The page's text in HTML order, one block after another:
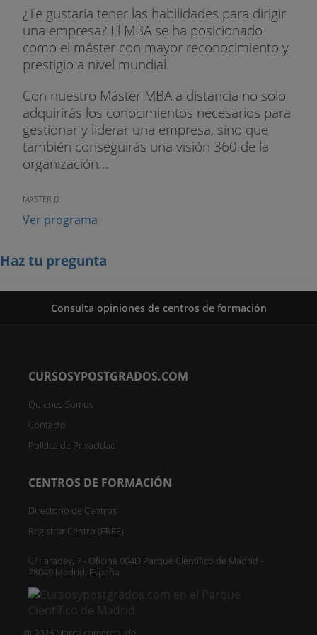
¿Te gustaría tener las habilidades para dirigir
una empresa? El MBA se ha posicionado
como el máster con mayor reconocimiento y
prestigio a nivel mundial.
Con nuestro Máster MBA a distancia no solo
adquirirás los conocimientos necesarios para
gestionar y liderar una empresa, sino que
también conseguirás una visión 360 de la
organización...
MASTER D
Ver programa
Haz tu pregunta
Consulta opiniones de centros de formación
CURSOSYPOSTGRADOS.COM
Quienes Somos
Contacto
Política de Privacidad
CENTROS DE FORMACIÓN
Directorio de Centros
Registrar Centro (FREE)
C/ Faraday, 7 - Oficina 004D Parque Científico de Madrid -
28049 Madrid, España